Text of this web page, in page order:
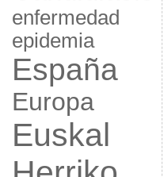
enfermedad
epidemia
España
Europa
Euskal